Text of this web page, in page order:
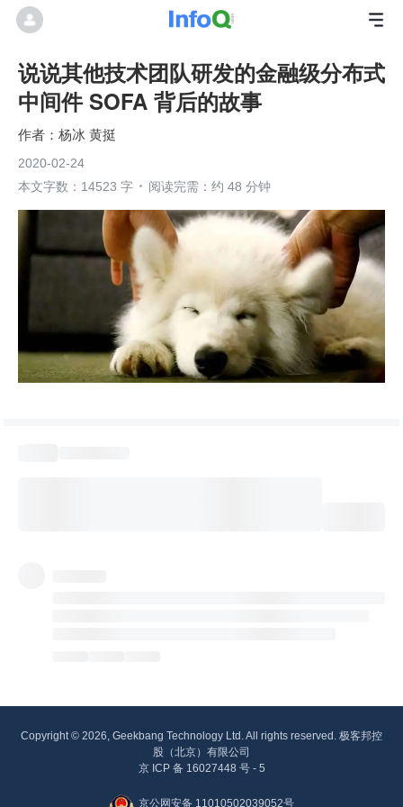
说说其他技术团队研发的金融级分布式
中间件 SOFA 背后的故事
杨冰 黄挺
2020-02-24
本文字数：14523 字
阅读完需：约 48 分钟
Copyright © 2026, Geekbang Technology Ltd. All rights reserved. 极客邦控
股（北京）有限公司
京 ICP 备 16027448 号 - 5
京公网安备 11010502039052号